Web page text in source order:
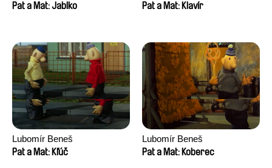
Pat a Mat: Jablko Pat a Mat: Klavír
Lubomír Beneš
Pat a Mat: Kľúč
Lubomír Beneš
Pat a Mat: Koberec